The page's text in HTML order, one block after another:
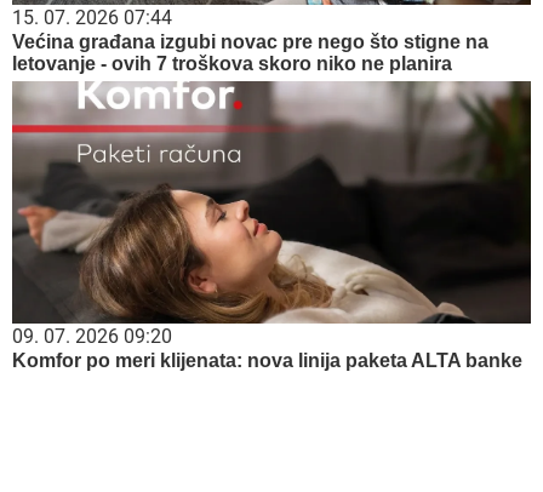
15. 07. 2026 07:44
Većina građana izgubi novac pre nego što stigne na
letovanje - ovih 7 troškova skoro niko ne planira
09. 07. 2026 09:20
Komfor po meri klijenata: nova linija paketa ALTA banke